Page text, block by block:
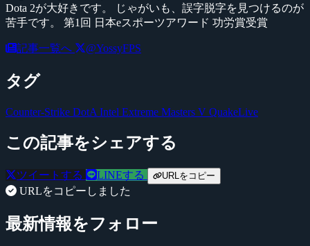
Dota 2が大好きです。 じゃがいも、誤字脱字を見つけるのが
苦手です。 第1回 日本eスポーツアワード 功労賞受賞
記事一覧へ @YossyFPS
タグ
Counter-Strike DotA Intel Extreme Masters V QuakeLive
この記事をシェアする
ツイートする LINEする URLをコピー
URLをコピーしました
最新情報をフォロー